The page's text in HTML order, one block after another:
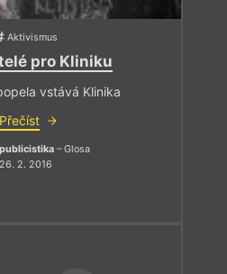
Aktivismus
pro Kliniku
vstává Klinika
Přečíst
– Glosa
26. 2. 2016